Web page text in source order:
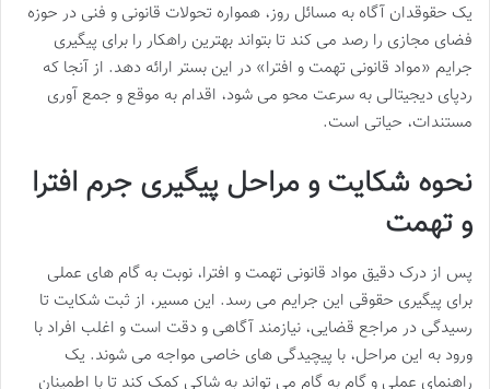
یک حقوقدان آگاه به مسائل روز، همواره تحولات قانونی و فنی در حوزه
فضای مجازی را رصد می کند تا بتواند بهترین راهکار را برای پیگیری
جرایم «مواد قانونی تهمت و افترا» در این بستر ارائه دهد. از آنجا که
ردپای دیجیتالی به سرعت محو می شود، اقدام به موقع و جمع آوری
مستندات، حیاتی است.
نحوه شکایت و مراحل پیگیری جرم افترا
و تهمت
پس از درک دقیق مواد قانونی تهمت و افترا، نوبت به گام های عملی
برای پیگیری حقوقی این جرایم می رسد. این مسیر، از ثبت شکایت تا
رسیدگی در مراجع قضایی، نیازمند آگاهی و دقت است و اغلب افراد با
ورود به این مراحل، با پیچیدگی های خاصی مواجه می شوند. یک
راهنمای عملی و گام به گام می تواند به شاکی کمک کند تا با اطمینان